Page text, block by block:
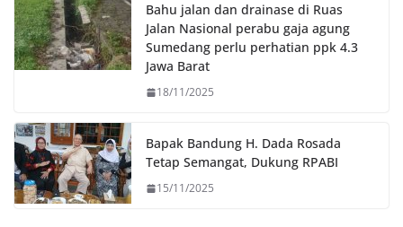
Bahu jalan dan drainase di Ruas
Jalan Nasional perabu gaja agung
Sumedang perlu perhatian ppk 4.3
Jawa Barat
18/11/2025
Bapak Bandung H. Dada Rosada
Tetap Semangat, Dukung RPABI
15/11/2025